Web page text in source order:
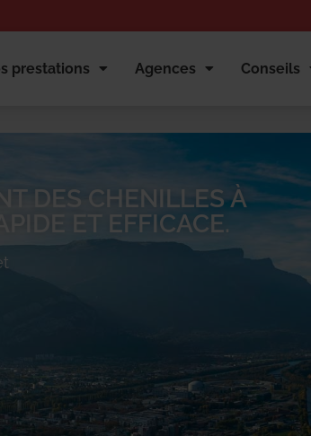
prestations Agences Conseils
DES CHENILLES À
ET EFFICACE.